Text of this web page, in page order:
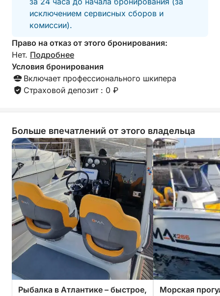
бухтами.
🥂 Отдых на борту: насладитесь моментами
полного расслабления на палубе, потягивая
освежающий напиток и пробуя типичные местные
закуски.
Это частная экскурсия под руководством
опытного капитана, гарантирующая
хлопот. Отправление и возвращение
осуществляются в одном порту.
исключением сервисных сборов и
комиссии).
Право на отказ от этого бронирования:
Нет. Подробнее
Условия бронирования
Включает профессионального шкипера
Страховой депозит : 0 ₽
Больше впечатлений от этого владельца
Рыбалка в Атлантике – быстрое,
Морская